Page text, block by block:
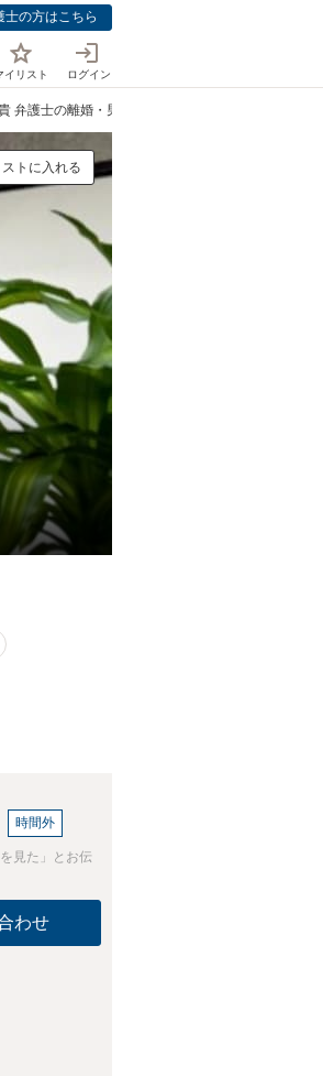
士の方はこちら
イリスト ログイン
弁護士の離婚・男女問題での強み
トに入れる
時間外
見た」とお伝
わせ